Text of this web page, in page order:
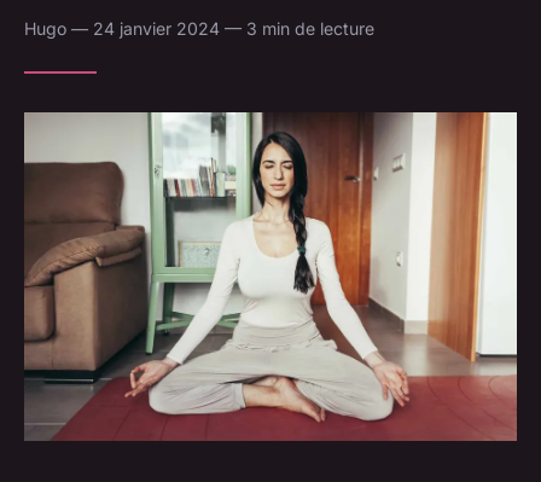
Hugo — 24 janvier 2024 — 3 min de lecture